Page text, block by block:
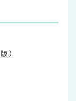
）